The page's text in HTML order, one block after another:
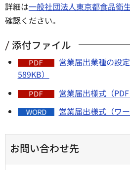
詳細は一般社団法人東京都食品衛
確認ください。
添付ファイル
営業届出業種の設
589KB）
営業届出様式（PDF
営業届出様式（ワー
お問い合わせ先